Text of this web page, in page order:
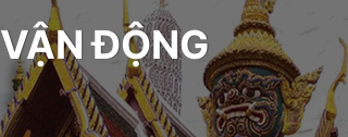
VẬN ĐỘNG